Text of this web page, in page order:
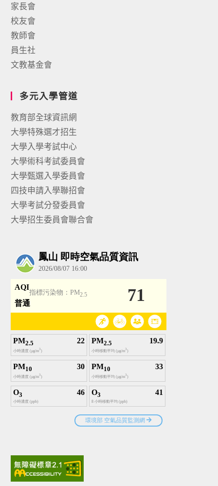
家長會
校友會
教師會
員生社
文教基金會
多元入學管道
教育部全球資訊網
大學特殊選才招生
大學入學考試中心
大學術科考試委員會
大學甄選入學委員會
四技申請入學聯招會
大學考試分發委員會
大學招生委員會聯合會